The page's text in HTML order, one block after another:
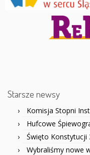
Starsze newsy
Komisja Stopni
Hufcowe
Święto Konstytucji
Wybraliśmy nowe